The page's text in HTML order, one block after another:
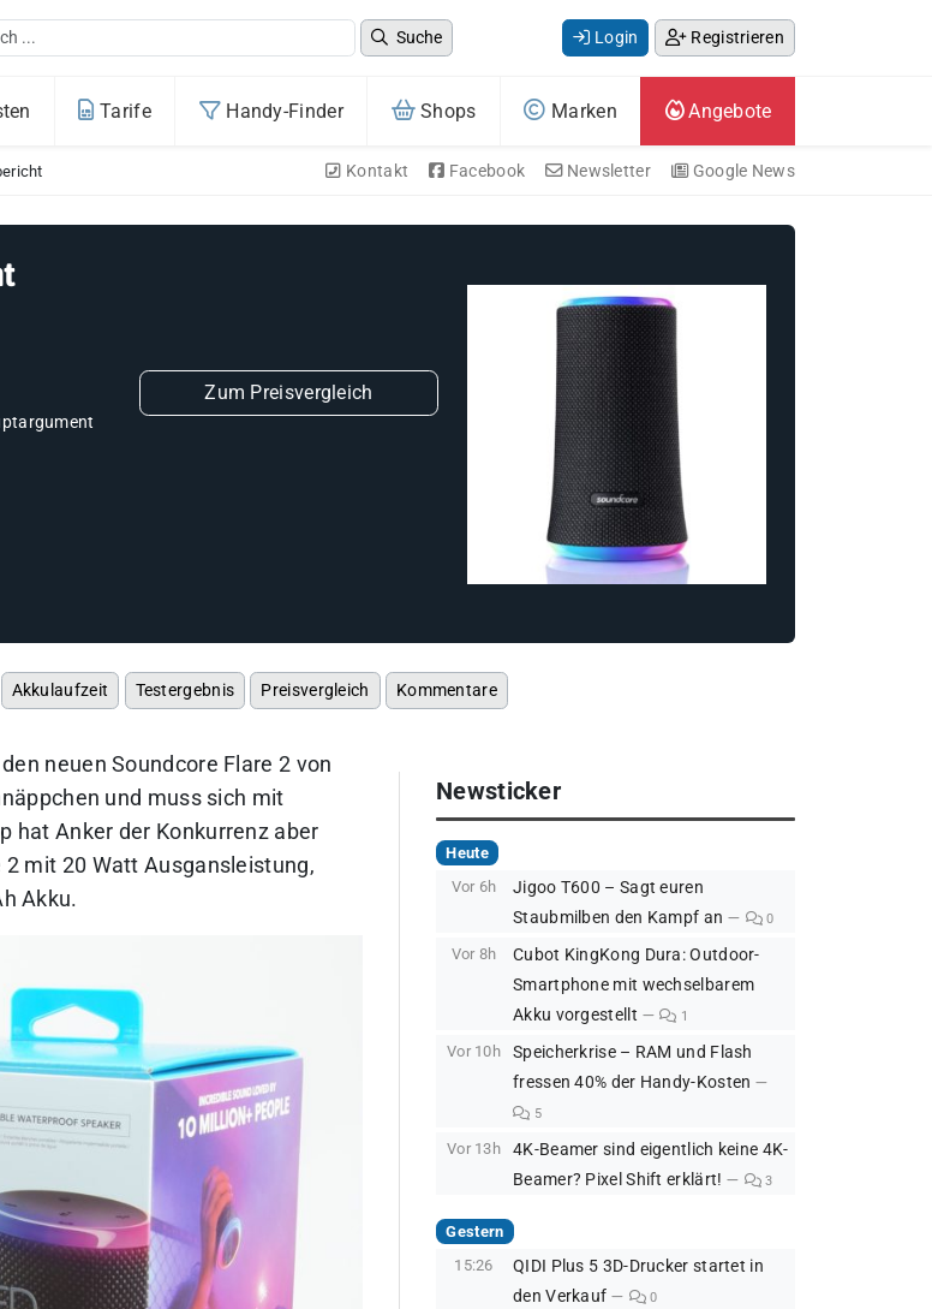
Suche Login Registrieren
Tarife Handy-Finder Shops Marken Angebote
Kontakt Facebook Newsletter Google News
Zum Preisvergleich
Akkulaufzeit Testergebnis Preisvergleich Kommentare
neuen Soundcore Flare 2 von
und muss sich mit
hat Anker der Konkurrenz aber
2 mit 20 Watt Ausgansleistung,
Akku.
Newsticker
Heute
Vor 6h
Jigoo T600 – Sagt euren
Staubmilben den Kampf an
0
Vor 8h
Cubot KingKong Dura: Outdoor-
Smartphone mit wechselbarem
Akku vorgestellt
1
Vor 10h
Speicherkrise – RAM und Flash
fressen 40% der Handy-Kosten
5
Vor 13h
4K-Beamer sind eigentlich keine 4K-
Beamer? Pixel Shift erklärt!
3
Gestern
15:26
QIDI Plus 5 3D-Drucker startet in
den Verkauf
0